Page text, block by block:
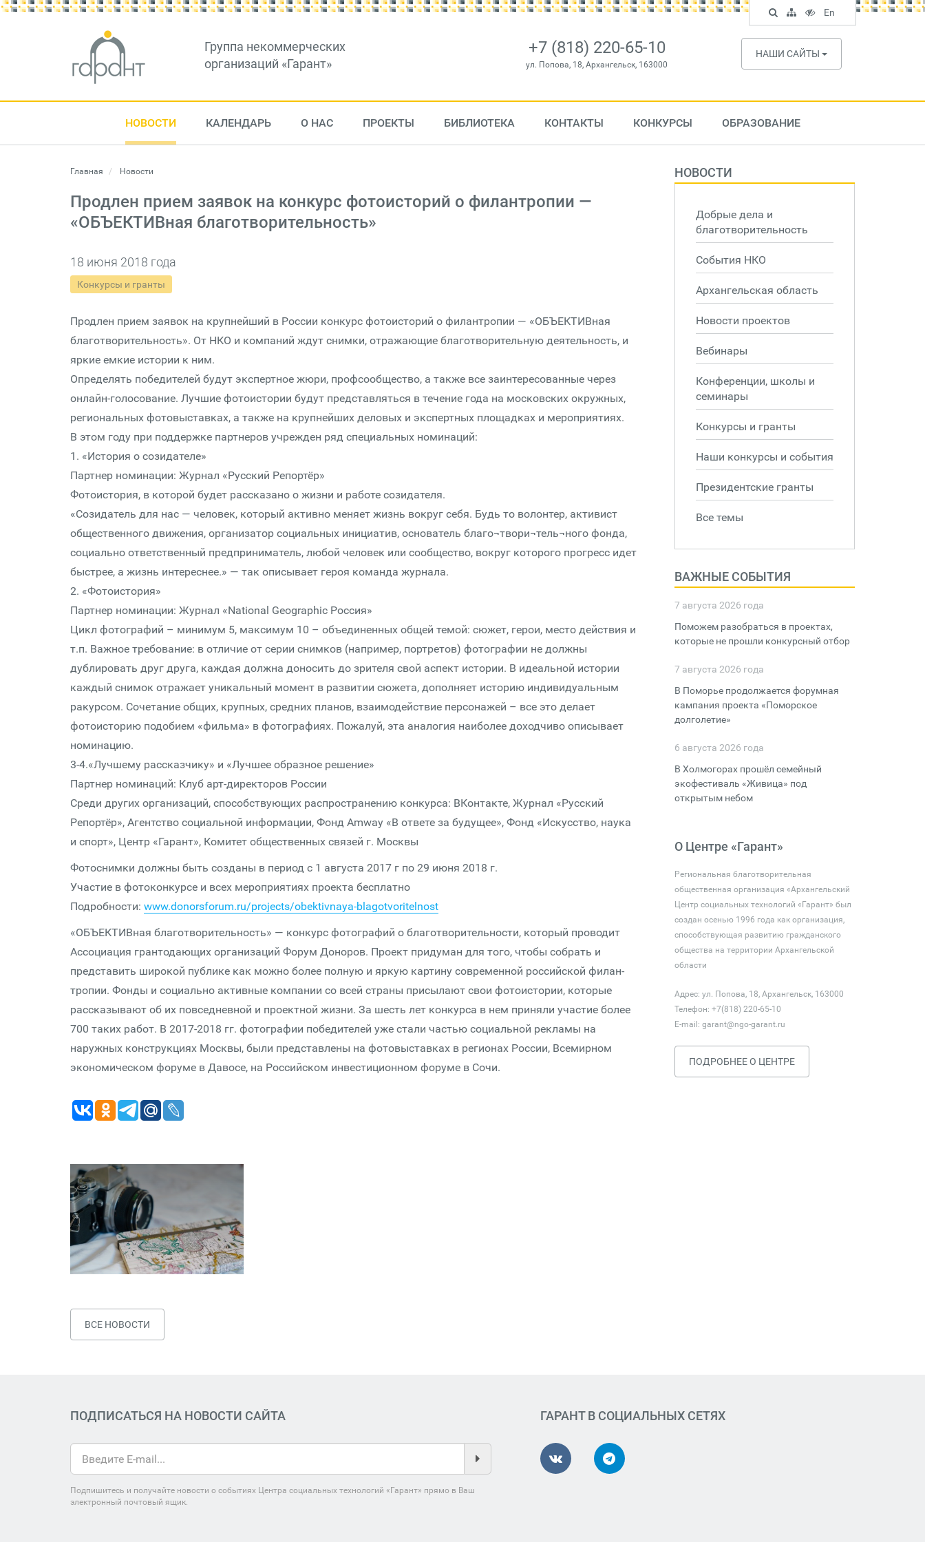
Группа некоммерческих
организаций «Гарант»
+7 (818) 220-65-10
ул. Попова, 18, Архангельск, 163000
НАШИ САЙТЫ
НОВОСТИ КАЛЕНДАРЬ О НАС ПРОЕКТЫ БИБЛИОТЕКА КОНТАКТЫ КОНКУРСЫ ОБРАЗОВАНИЕ
Главная Новости
Продлен прием заявок на конкурс фотоисторий о фи­лан­тропии —
«ОБЪЕКТИВная благо­твори­тель­ность»
18 июня 2018 года
Конкурсы и гранты
Продлен прием заявок на крупнейший в России конкурс фотоисторий о фи­лан­тропии — «ОБЪЕКТИВная
благо­твори­тель­ность». От НКО и компаний ждут снимки, отражающие благо­твори­тель­ную деятельность, и
яркие емкие истории к ним.
Определять победителей будут экспертное жюри, профсообщество, а также все заинтересованные через
онлайн-голосование. Лучшие фотоистории будут представляться в течение года на московских окружных,
региональных фотовыставках, а также на крупнейших деловых и экспертных площадках и мероприятиях.
В этом году при поддержке партнеров учрежден ряд специальных номинаций:
1. «История о созидателе»
Партнер номинации: Журнал «Русский Репортёр»
Фотоистория, в которой будет рассказано о жизни и работе созидателя.
«Созидатель для нас — человек, который активно меняет жизнь вокруг себя. Будь то волонтер, активист
общественного движения, организатор социальных инициатив, основатель благо¬твори¬тель¬ного фонда,
социально ответственный предприниматель, любой человек или сообщество, вокруг которого прогресс идет
быстрее, а жизнь интереснее.» — так описывает героя команда журнала.
2. «Фотоистория»
Партнер номинации: Журнал «National Geographic Россия»
Цикл фотографий – минимум 5, максимум 10 – объединенных общей темой: сюжет, герои, место действия и
т.п. Важное требование: в отличие от серии снимков (например, портретов) фотографии не должны
дублировать друг друга, каждая должна доносить до зрителя свой аспект истории. В идеальной истории
каждый снимок отражает уникальный момент в развитии сюжета, дополняет историю индивидуальным
ракурсом. Сочетание общих, крупных, средних планов, взаимодействие персонажей – все это делает
фотоисторию подобием «фильма» в фотографиях. Пожалуй, эта аналогия наиболее доходчиво описывает
номинацию.
3-4.«Лучшему рассказчику» и «Лучшее образное решение»
Партнер номинаций: Клуб арт-директоров России
Среди других организаций, способствующих распространению конкурса: ВКонтакте, Журнал «Русский
Репортёр», Агентство социальной информации, Фонд Amway «В ответе за будущее», Фонд «Искусство, наука
и спорт», Центр «Гарант», Комитет общественных связей г. Москвы
Фотоснимки должны быть созданы в период с 1 августа 2017 г по 29 июня 2018 г.
Участие в фотоконкурсе и всех мероприятиях проекта бесплатно
Подробности: www.donorsforum.ru/projects/obektivnaya-blagotvoritelnost
«ОБЪЕКТИВная благо­твори­тель­ность» — конкурс фотографий о благо­твори­тель­ности, который проводит
Ассоциация грантодающих организаций Форум Доноров. Проект придуман для того, чтобы собрать и
представить широкой публике как можно более полную и яркую картину современной российской фи­лан­
тропии. Фонды и социально активные компании со всей страны присылают свои фотоистории, которые
рассказывают об их повседневной и проектной жизни. За шесть лет конкурса в нем приняли участие более
700 таких работ. В 2017-2018 гг. фотографии победителей уже стали частью социальной рекламы на
наружных конструкциях Москвы, были представлены на фотовыставках в регионах России, Всемирном
экономическом форуме в Давосе, на Российском инвестиционном форуме в Сочи.
ВСЕ НОВОСТИ
НОВОСТИ
Добрые дела и
благотворительность
События НКО
Архангельская область
Новости проектов
Вебинары
Конференции, школы и
семинары
Конкурсы и гранты
Наши конкурсы и события
Президентские гранты
Все темы
ВАЖНЫЕ СОБЫТИЯ
7 августа 2026 года
Поможем разобраться в проектах,
которые не прошли конкурсный отбор
7 августа 2026 года
В Поморье продолжается форумная
кампания проекта «Поморское
долголетие»
6 августа 2026 года
В Холмогорах прошёл семейный
экофестиваль «Живица» под
открытым небом
О Центре «Гарант»
Региональная благотворительная
общественная организация «Архангельский
Центр социальных технологий «Гарант» был
создан осенью 1996 года как организация,
способствующая развитию гражданского
общества на территории Архангельской
области
Адрес: ул. Попова, 18, Архангельск, 163000
Телефон: +7(818) 220-65-10
E-mail: garant@ngo-garant.ru
ПОДРОБНЕЕ О ЦЕНТРЕ
ПОДПИСАТЬСЯ НА НОВОСТИ САЙТА
Подпишитесь и получайте новости о событиях Центра социальных технологий «Гарант» прямо в Ваш
электронный почтовый ящик.
ГАРАНТ В СОЦИАЛЬНЫХ СЕТЯХ
Поиск
по
сайту
Карта
сайта
Версия
для
слабовидящих
En
English